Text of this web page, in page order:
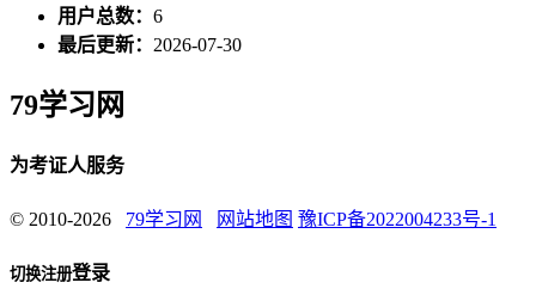
用户总数： 6
最后更新： 2026-07-30
79学习网
为考证人服务
© 2010-2026 79学习网 网站地图 豫ICP备2022004233号-1
切换注册登录